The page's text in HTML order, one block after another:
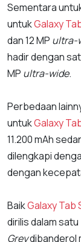
Sementara
untukGalaxy
dan 12 MP ultra-
hadir dengan
MP ultra-wide.
Perbedaan
untukGalaxy
11.200 mAh
dilengkapi
dengan
BaikGalaxy Tab
dirilis dalam
Greydibanderol